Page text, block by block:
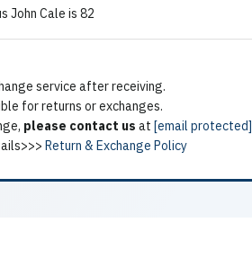
John Cale is 82
service after receiving.
for returns or exchanges.
please contact us at [email protected]
Return & Exchange Policy